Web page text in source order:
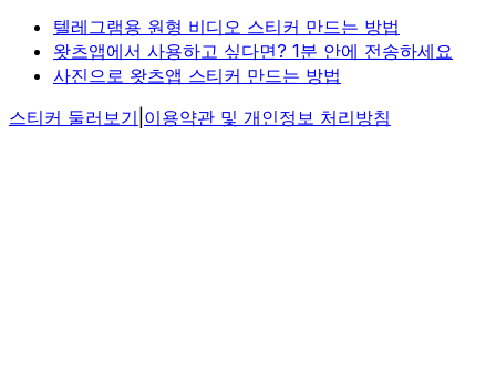
텔레그램용 원형 비디오 스티커 만드는 방법
왓츠앱에서 사용하고 싶다면? 1분 안에 전송하세요
사진으로 왓츠앱 스티커 만드는 방법
스티커 둘러보기 이용약관 및 개인정보 처리방침